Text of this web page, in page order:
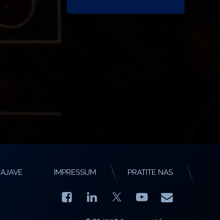
IMPRESSUM PRATITE NAS
Facebook
LinkedIn YouTube
E-mail